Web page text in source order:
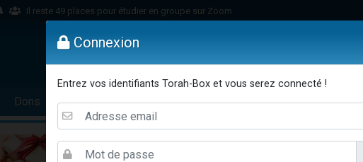
Il reste 49 places pour étudier en groupe sur Zoom
16 personnes viennent de faire un don pour Diane, 80 ans, dans un appartement
2 personnes viennent de faire un don pour 1 Journée de Vacances Pour les Enfants
17 personnes viennent de demander une bénédiction
4 personnes viennent de nous rejoindre sur WhatsApp
Dons Femmes Enfants Etude sur Texte Musique Paracha
Connexion
Entrez vos identifiants Torah-Box et vous serez connecté !